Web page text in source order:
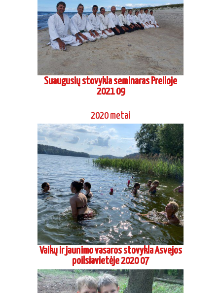
Suaugusių stovykla seminaras Preiloje
2021 09
2020 metai
Vaikų ir jaunimo vasaros stovykla Asvejos
poilsiavietėje 2020 07